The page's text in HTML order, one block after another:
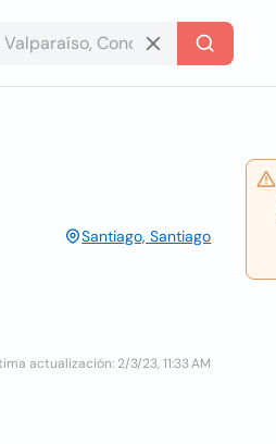
Santiago, Santiago
actualización: 2/3/23, 11:33 AM